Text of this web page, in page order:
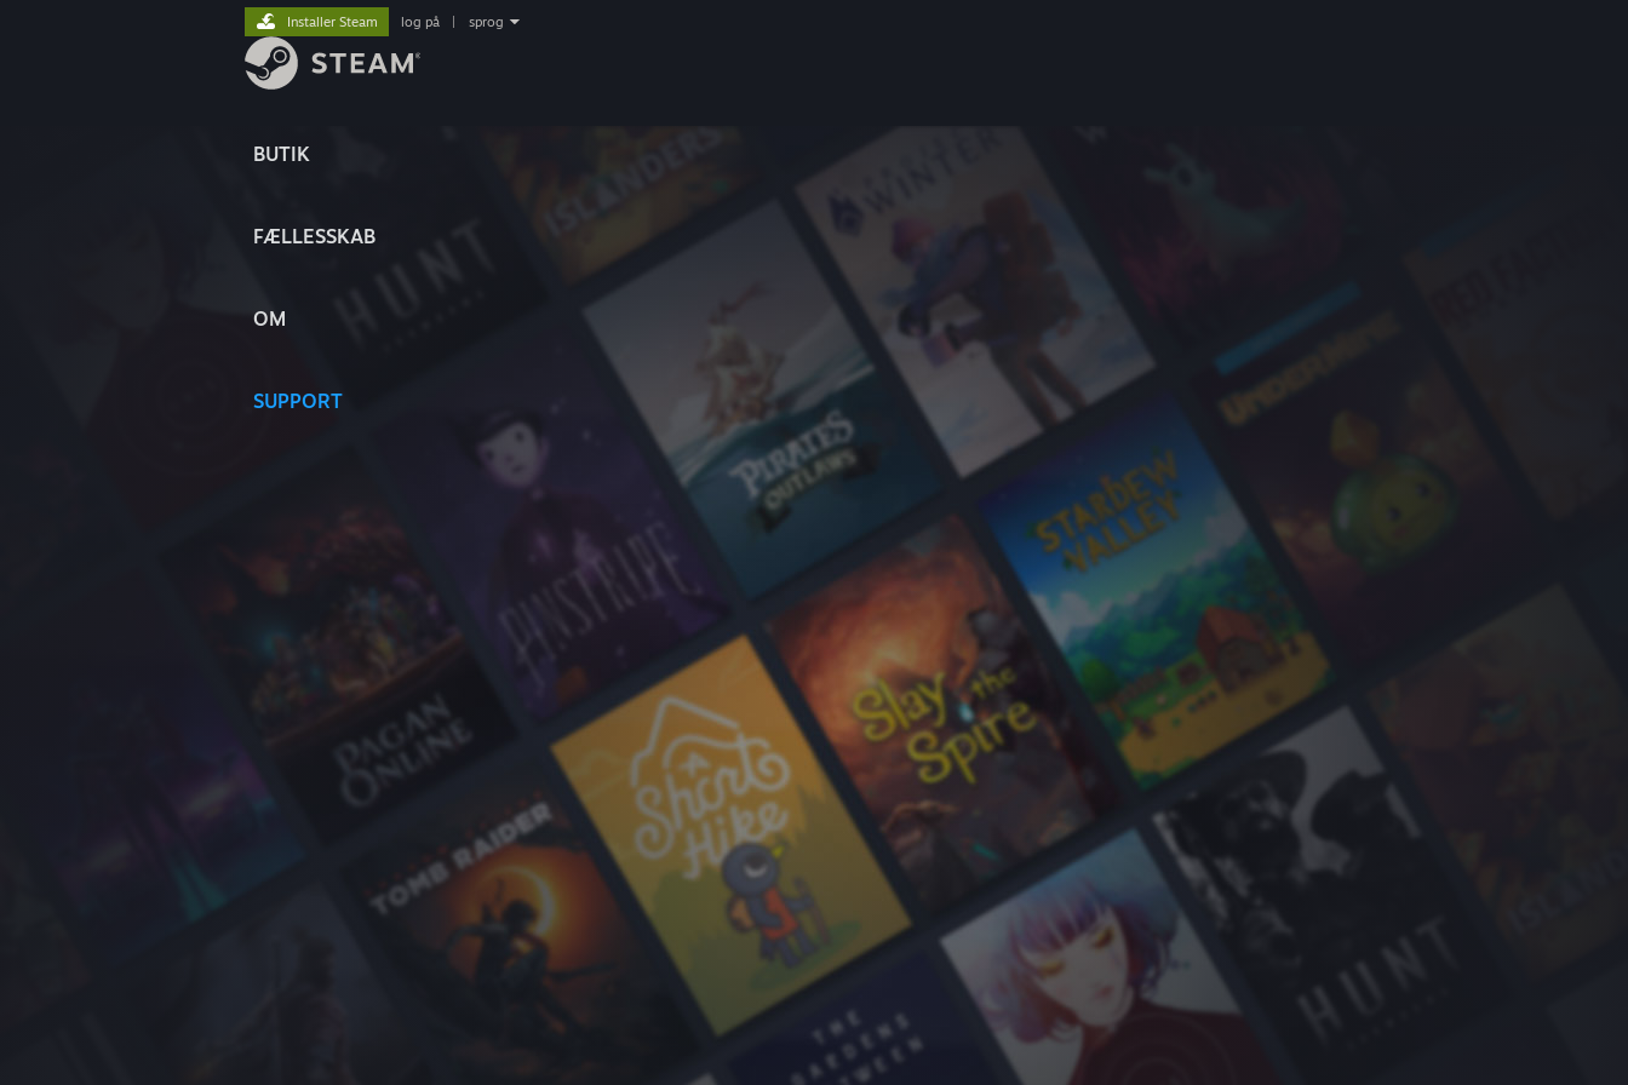
BUTIK
FÆLLESSKAB
OM
SUPPORT
Installer Steam log på sprog